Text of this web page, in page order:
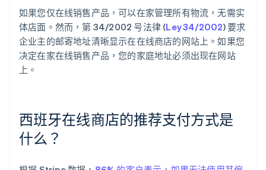
如果您仅在线销售产品，可以在家管理所有物流，无需实
体店面。然而，第 34/2002 号法律 (Ley 34/2002) 要求
企业主的邮寄地址清晰显示在在线商店的网站上。如果您
决定在家在线销售产品，您的家庭地址必须出现在网站
上。
西班牙在线商店的推荐支付方式是
什么？